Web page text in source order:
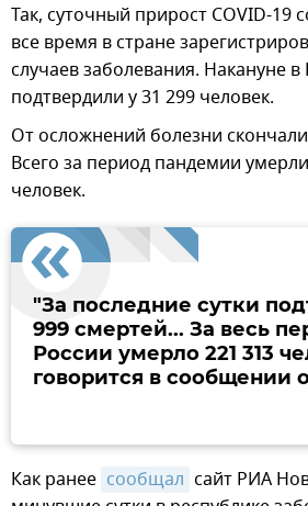
Так, суточный прирост COVID-19
все время в стране
случаев заболевания. Накануне в
подтвердили у 31 299 человек.
От осложнений болезни
Всего за период пандемии
человек.
"За последние сутки
999 смертей... За весь
России умерло 221 313
говорится в сообщении
Как ранее сообщал сайт РИА